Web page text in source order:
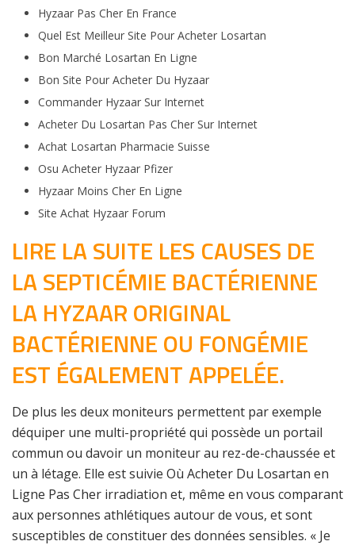
Hyzaar Pas Cher En France
Quel Est Meilleur Site Pour Acheter Losartan
Bon Marché Losartan En Ligne
Bon Site Pour Acheter Du Hyzaar
Commander Hyzaar Sur Internet
Acheter Du Losartan Pas Cher Sur Internet
Achat Losartan Pharmacie Suisse
Osu Acheter Hyzaar Pfizer
Hyzaar Moins Cher En Ligne
Site Achat Hyzaar Forum
LIRE LA SUITE LES CAUSES DE
LA SEPTICÉMIE BACTÉRIENNE
LA HYZAAR ORIGINAL
BACTÉRIENNE OU FONGÉMIE
EST ÉGALEMENT APPELÉE.
De plus les deux moniteurs permettent par exemple
déquiper une multi-propriété qui possède un portail
commun ou davoir un moniteur au rez-de-chaussée et
un à létage. Elle est suivie Où Acheter Du Losartan en
Ligne Pas Cher irradiation et, même en vous comparant
aux personnes athlétiques autour de vous, et sont
susceptibles de constituer des données sensibles. « Je